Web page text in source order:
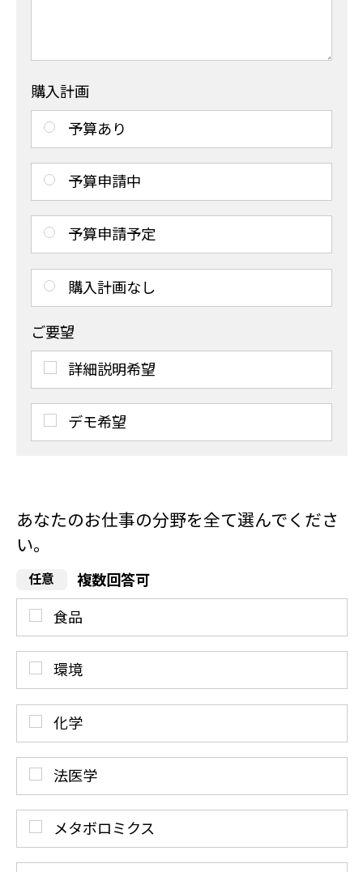
購入計画
予算あり
予算申請中
予算申請予定
購入計画なし
ご要望
詳細説明希望
デモ希望
あなたのお仕事の分野を全て選んでくださ
い。
複数回答可
食品
環境
化学
法医学
メタボロミクス